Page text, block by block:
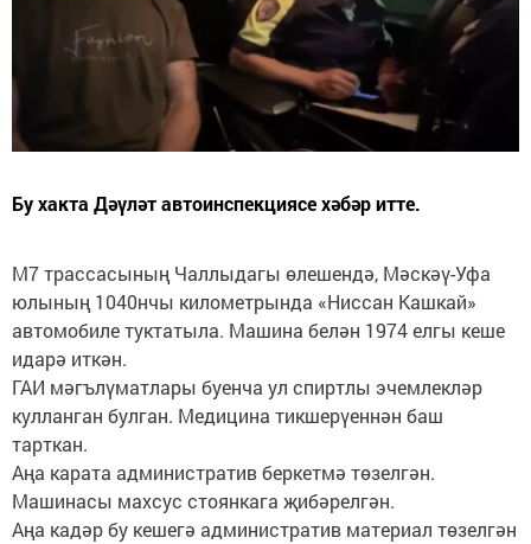
Бу хакта Дәүләт автоинспекциясе хәбәр итте.
М7 трассасының Чаллыдагы өлешендә, Мәскәү-Уфа
юлының 1040нчы километрында «Ниссан Кашкай»
автомобиле туктатыла. Машина белән 1974 елгы кеше
идарә иткән.
ГАИ мәгълүматлары буенча ул спиртлы эчемлекләр
кулланган булган. Медицина тикшерүеннән баш
тарткан.
Аңа карата административ беркетмә төзелгән.
Машинасы махсус стоянкага җибәрелгән.
Аңа кадәр бу кешегә административ материал төзелгән